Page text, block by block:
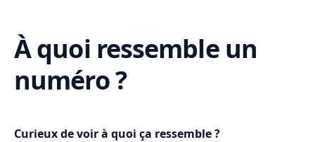
À quoi ressemble un
numéro ?
Curieux de voir à quoi ça ressemble ?